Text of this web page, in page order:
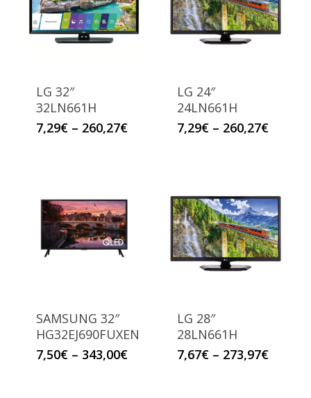
LG 32″
32LN661H
7,29€– 260,27€
LG 24″
24LN661H
7,29€ – 260,27€
SAMSUNG 32″
HG32EJ690FUXEN
7,50€– 343,00€
LG 28″
28LN661H
7,67€ – 273,97€